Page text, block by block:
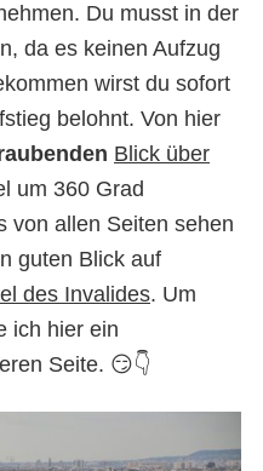
Du musst in der
da es keinen Aufzug
wirst du sofort
belohnt. Von hier
Blick über
um 360 Grad
von allen Seiten sehen
guten Blick auf
des Invalides. Um
ich hier ein
Seite. 😏👇